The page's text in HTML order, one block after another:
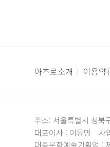
아츠로소개 이용약
주소: 서울특별시 성북
대표이사 : 이동명
사
대중문화예술기획업 :